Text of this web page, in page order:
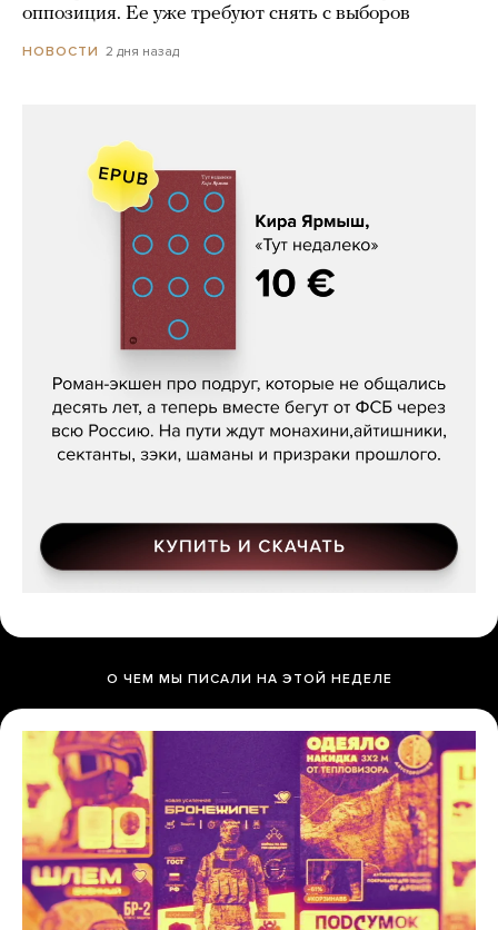
оппозиция. Ее уже требуют снять с выборов
НОВОСТИ 2 дня назад
Кира Ярмыш, «Тут недалеко»
О ЧЕМ МЫ ПИСАЛИ НА ЭТОЙ НЕДЕЛЕ